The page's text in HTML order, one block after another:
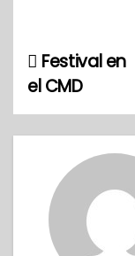
N
a
v
Festival en
el CMD